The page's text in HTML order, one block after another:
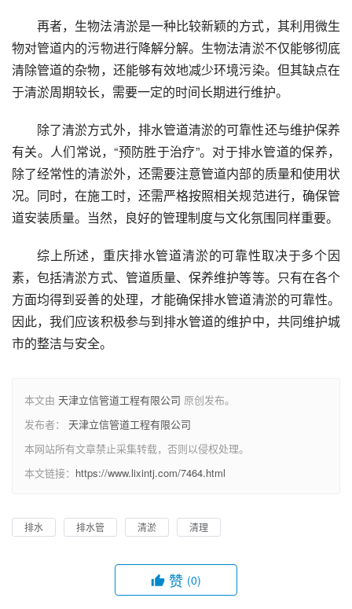
再者，生物法清淤是一种比较新颖的方式，其利用微生
物对管道内的污物进行降解分解。生物法清淤不仅能够彻底
清除管道的杂物，还能够有效地减少环境污染。但其缺点在
于清淤周期较长，需要一定的时间长期进行维护。
除了清淤方式外，排水管道清淤的可靠性还与维护保养
有关。人们常说，“预防胜于治疗”。对于排水管道的保养，
除了经常性的清淤外，还需要注意管道内部的质量和使用状
况。同时，在施工时，还需严格按照相关规范进行，确保管
道安装质量。当然，良好的管理制度与文化氛围同样重要。
综上所述，重庆排水管道清淤的可靠性取决于多个因
素，包括清淤方式、管道质量、保养维护等等。只有在各个
方面均得到妥善的处理，才能确保排水管道清淤的可靠性。
因此，我们应该积极参与到排水管道的维护中，共同维护城
市的整洁与安全。
本文由 天津立信管道工程有限公司 原创发布。
发布者： 天津立信管道工程有限公司
本网站所有文章禁止采集转载，否则以侵权处理。
本文链接： https://www.lixintj.com/7464.html
排水 排水管 清淤 清理
赞 (0)